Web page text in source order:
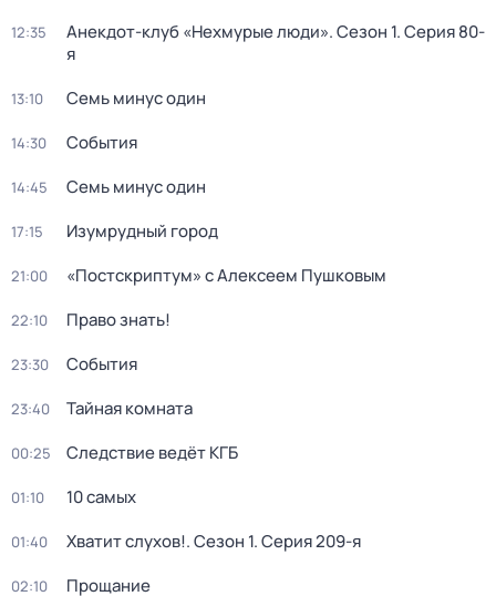
12:35 Анекдот-клуб «Нехмурые люди». Сезон 1. Серия 80-
я
13:10 Семь минус один
14:30 События
14:45 Семь минус один
17:15 Изумрудный город
21:00 «Постскриптум» с Алексеем Пушковым
22:10 Право знать!
23:30 События
23:40 Тайная комната
00:25 Следствие ведёт КГБ
01:10 10 самых
01:40 Хватит слухов!. Сезон 1. Серия 209-я
02:10 Прощание